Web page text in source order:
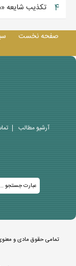
۴ تکذیب شایعه
صفحه نخست
آرشیو مطالب
تمامی حقوق مادی و معنوی